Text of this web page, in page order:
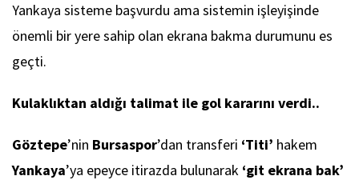
Yankaya sisteme başvurdu ama sistemin işleyişinde
önemli bir yere sahip olan ekrana bakma durumunu es
geçti.
Kulaklıktan aldığı talimat ile gol kararını verdi..
Göztepe’nin Bursaspor’dan transferi ‘Titi’ hakem
Yankaya’ya epeyce itirazda bulunarak ‘git ekrana bak’